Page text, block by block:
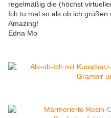
regelmäßig die (höchst
Ich tu mal so als ob ich grüßen
Amazing!
Edna Mo